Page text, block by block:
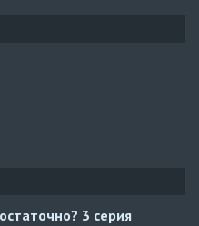
3 серия